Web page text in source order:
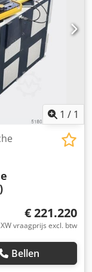
Werksnelheid
2300 mm
15000 kg
1 / 1
€ 221.220
vraagprijs excl. btw
Bellen